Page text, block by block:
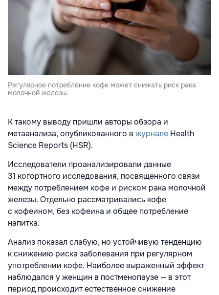
Регулярное потребление кофе может снижать риск рака
молочной железы.
К такому выводу пришли авторы обзора и
метаанализа, опубликованного в журнале Health
Science Reports (HSR).
Исследователи проанализировали данные
31 когортного исследования, посвященного связи
между потреблением кофе и риском рака молочной
железы. Отдельно рассматривались кофе
с кофеином, без кофеина и общее потребление
напитка.
Анализ показал слабую, но устойчивую тенденцию
к снижению риска заболевания при регулярном
употреблении кофе. Наиболее выраженный эффект
наблюдался у женщин в постменопаузе — в этот
период происходит естественное снижение